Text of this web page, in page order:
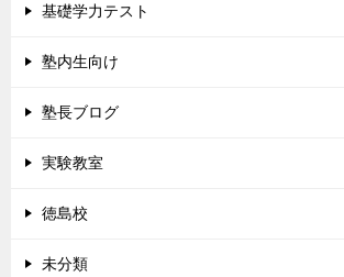
基礎学力テスト
塾内生向け
塾長ブログ
実験教室
徳島校
未分類